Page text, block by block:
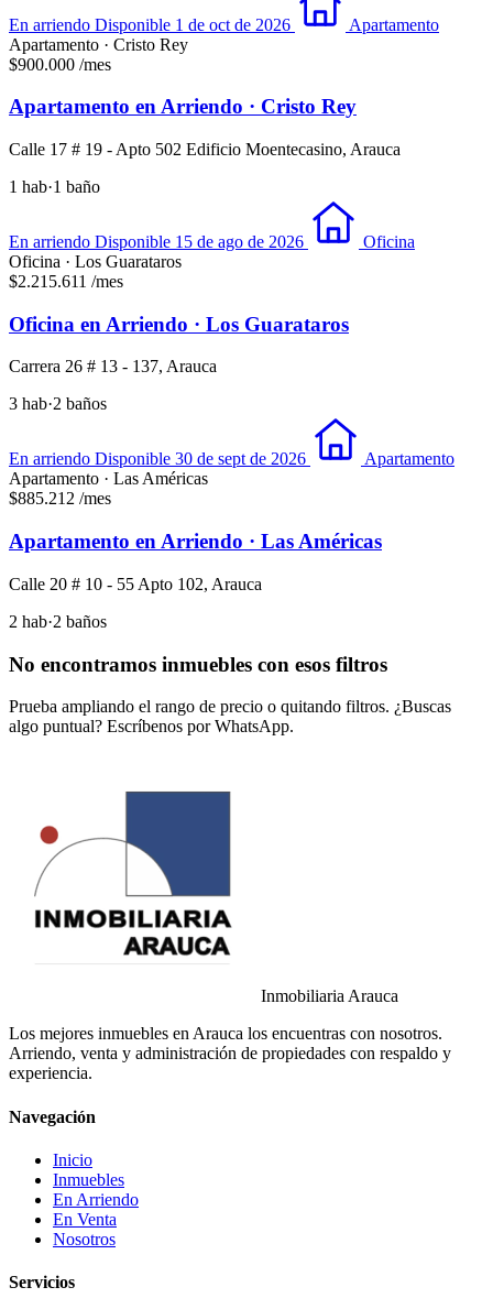
En arriendo Disponible 1 de oct de 2026
Apartamento
Apartamento · Cristo Rey
$900.000 /mes
Apartamento en Arriendo · Cristo Rey
Calle 17 # 19 - Apto 502 Edificio Moentecasino, Arauca
1 hab·1 baño
En arriendo Disponible 15 de ago de 2026
Oficina
Oficina · Los Guarataros
$2.215.611 /mes
Oficina en Arriendo · Los Guarataros
Carrera 26 # 13 - 137, Arauca
3 hab·2 baños
En arriendo Disponible 30 de sept de 2026
Apartamento
Apartamento · Las Américas
$885.212 /mes
Apartamento en Arriendo · Las Américas
Calle 20 # 10 - 55 Apto 102, Arauca
2 hab·2 baños
No encontramos inmuebles con esos filtros
Prueba ampliando el rango de precio o quitando filtros. ¿Buscas
algo puntual? Escríbenos por WhatsApp.
Inmobiliaria Arauca
Los mejores inmuebles en Arauca los encuentras con nosotros.
Arriendo, venta y administración de propiedades con respaldo y
experiencia.
Navegación
Inicio
Inmuebles
En Arriendo
En Venta
Nosotros
Servicios